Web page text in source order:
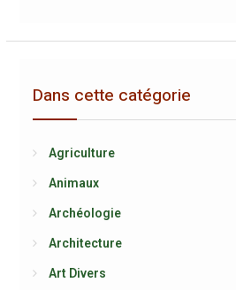
Dans cette catégorie
Agriculture
Animaux
Archéologie
Architecture
Art Divers